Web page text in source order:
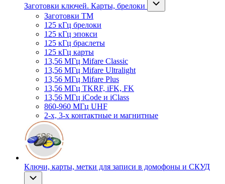
Заготовки ключей. Карты, брелоки
Заготовки ТМ
125 кГц брелоки
125 кГц эпокси
125 кГц браслеты
125 кГц карты
13,56 МГц Mifare Classic
13,56 МГц Mifare Ultralight
13,56 МГц Mifare Plus
13,56 МГц TKRF, iFK, FK
13,56 МГц iCode и iClass
860-960 МГц UHF
2-х, 3-х контактные и магнитные
Ключи, карты, метки для записи в домофоны и СКУД